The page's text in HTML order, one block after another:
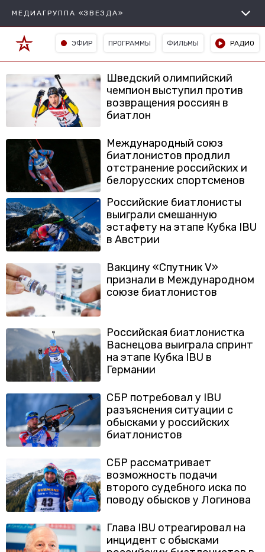
МЕДИАГРУППА «ЗВЕЗДА»
ЭФИР ПРОГРАММЫ ФИЛЬМЫ РАДИО
Шведский олимпийский
чемпион выступил против
возвращения россиян в
биатлон
Международный союз
биатлонистов продлил
отстранение российских и
белорусских спортсменов
Российские биатлонисты
выиграли смешанную
эстафету на этапе Кубка IBU
в Австрии
Вакцину «Спутник V»
признали в Международном
союзе биатлонистов
Российская биатлонистка
Васнецова выиграла спринт
на этапе Кубка IBU в
Германии
СБР потребовал у IBU
разъяснения ситуации с
обысками у российских
биатлонистов
СБР рассматривает
возможность подачи
второго судебного иска по
поводу обысков у Логинова
Глава IBU отреагировал на
инцидент с обысками